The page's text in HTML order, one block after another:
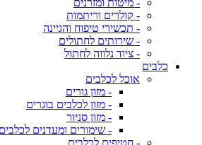
- מיטות ומזרנים
- קולרים וריתמות
- תכשירי טיפוח והגיינה
- שירותים לחתולים
- ציוד נלווה לחתול
כלבים
אוכל לכלבים
- מזון גורים
- מזון לכלבים בוגרים
- מזון סניור
- שימורים ומעדנים לכלבים
- חטיפים לכלבים